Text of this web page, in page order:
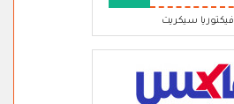
فيكتوريا سيكريت